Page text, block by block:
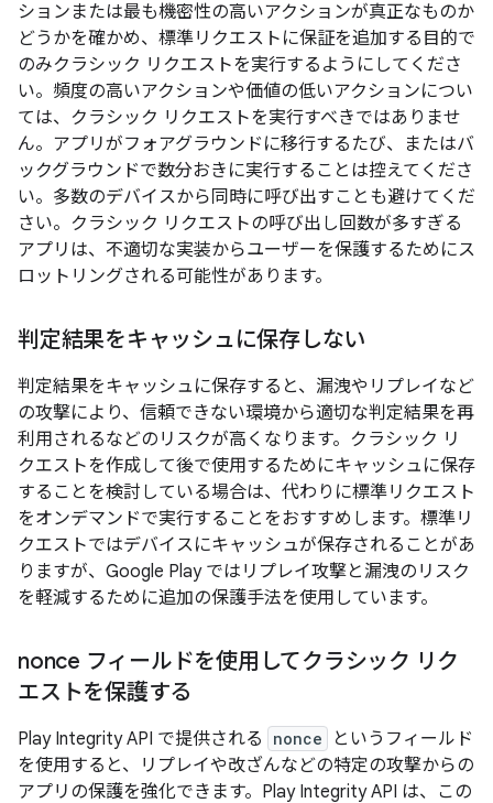
ションまたは最も機密性の高いアクションが真正なものか
どうかを確かめ、標準リクエストに保証を追加する目的で
のみクラシック リクエストを実行するようにしてくださ
い。頻度の高いアクションや価値の低いアクションについ
ては、クラシック リクエストを実行すべきではありませ
ん。アプリがフォアグラウンドに移行するたび、またはバ
ックグラウンドで数分おきに実行することは控えてくださ
い。多数のデバイスから同時に呼び出すことも避けてくだ
さい。クラシック リクエストの呼び出し回数が多すぎる
アプリは、不適切な実装からユーザーを保護するためにス
ロットリングされる可能性があります。
判定結果をキャッシュに保存しない
判定結果をキャッシュに保存すると、漏洩やリプレイなど
の攻撃により、信頼できない環境から適切な判定結果を再
利用されるなどのリスクが高くなります。クラシック リ
クエストを作成して後で使用するためにキャッシュに保存
することを検討している場合は、代わりに標準リクエスト
をオンデマンドで実行することをおすすめします。標準リ
クエストではデバイスにキャッシュが保存されることがあ
りますが、Google Play ではリプレイ攻撃と漏洩のリスク
を軽減するために追加の保護手法を使用しています。
nonce フィールドを使用してクラシック リク
エストを保護する
Play Integrity API で提供される nonce
というフィールド
を使用すると、リプレイや改ざんなどの特定の攻撃からの
アプリの保護を強化できます。Play Integrity API は、この